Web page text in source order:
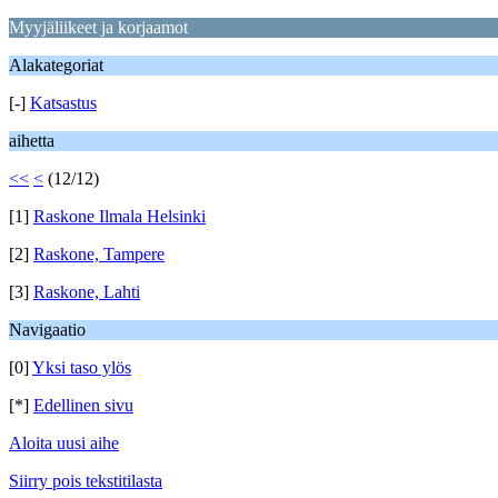
Myyjäliikeet ja korjaamot
Alakategoriat
[-] Katsastus
aihetta
<< < (12/12)
[1] Raskone Ilmala Helsinki
[2] Raskone, Tampere
[3] Raskone, Lahti
Navigaatio
[0]Yksi taso ylös
[*] Edellinen sivu
Aloita uusi aihe
Siirry pois tekstitilasta